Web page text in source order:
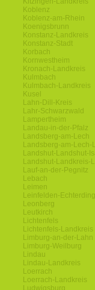
Koblenz
Koblenz-am-Rhein
Koenigsbrunn
Konstanz-Landkreis
Konstanz-Stadt
Korbach
Kornwestheim
Kronach-Landkreis
Kulmbach
Kulmbach-Landkreis
Kusel
Lahn-Dill-Kreis
Lahr-Schwarzwald
Lampertheim
Landau-in-der-Pfalz
Landsberg-am-Lech
Landsberg-am-Lech-
Landshut-Landshut-
Landshut-Landkreis-
Lauf-an-der-Pegnitz
Lebach
Leimen
Leinfelden-
Leonberg
Leutkirch
Lichtenfels
Lichtenfels-Landkreis
Limburg-an-der-Lahn
Limburg-Weilburg
Lindau
Lindau-Landkreis
Loerrach
Loerrach-Landkreis
Ludwigsburg